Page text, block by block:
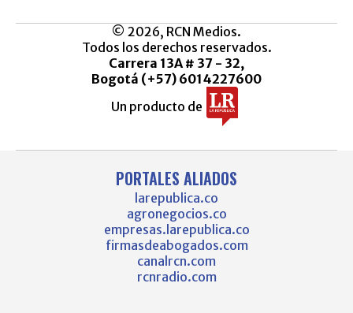
© 2026, RCN Medios.
Todos los derechos reservados.
Carrera 13A # 37 - 32,
Bogotá (+57) 6014227600
Un producto de
PORTALES ALIADOS
larepublica.co
agronegocios.co
empresas.larepublica.co
firmasdeabogados.com
canalrcn.com
rcnradio.com